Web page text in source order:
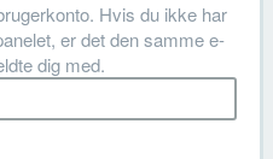
Hvis du ikke har
er det den samme e-
dig med.